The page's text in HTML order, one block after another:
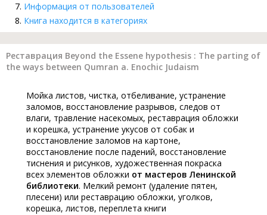
Информация от пользователей
Книга находится в категориях
Реставрация Beyond the Essene hypothesis : The parting of
the ways between Qumran a. Enochic Judaism
Мойка листов, чистка, отбеливание, устранение
заломов, восстановление разрывов, следов от
влаги, травление насекомых, реставрация обложки
и корешка, устранение укусов от собак и
восстановление заломов на картоне,
восстановление после падений, восстановление
тиснения и рисунков, художественная покраска
всех элементов обложки от мастеров Ленинской
библиотеки. Мелкий ремонт (удаление пятен,
плесени) или реставрацию обложки, уголков,
корешка, листов, переплета книги